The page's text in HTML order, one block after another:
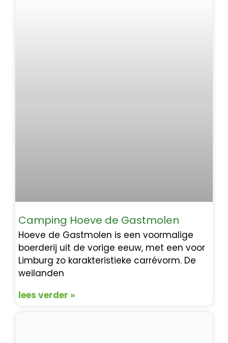
Camping Hoeve de Gastmolen
Hoeve de Gastmolen is een voormalige
boerderij uit de vorige eeuw, met een voor
Limburg zo karakteristieke carrévorm. De
weilanden
lees verder »